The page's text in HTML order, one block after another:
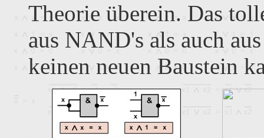
Theorie überein. Das
aus NAND's als auch
keinen neuen Baustein